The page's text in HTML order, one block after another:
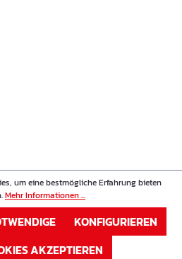
um eine bestmögliche Erfahrung bieten
Mehr Informationen ...
KONFIGURIEREN
AKZEPTIEREN